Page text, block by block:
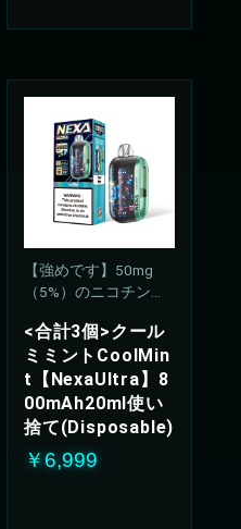
【強めです】50mg
（5%）のニコチン濃
<合計3個>クール
ミミントCoolMin
t【NexaUltra】8
00mAh20ml使い
捨て(Disposable)
￥6,999